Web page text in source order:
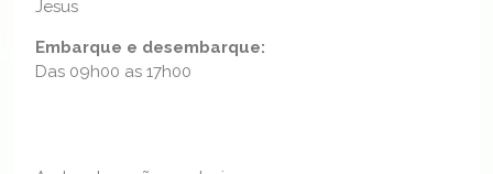
Jesus
Embarque e desembarque:
Das 09h00 as 17h00